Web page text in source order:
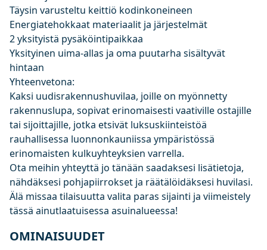
Täysin varusteltu keittiö kodinkoneineen
Energiatehokkaat materiaalit ja järjestelmät
2 yksityistä pysäköintipaikkaa
Yksityinen uima-allas ja oma puutarha sisältyvät
hintaan
Yhteenvetona:
Kaksi uudisrakennushuvilaa, joille on myönnetty
rakennuslupa, sopivat erinomaisesti vaativille ostajille
tai sijoittajille, jotka etsivät luksuskiinteistöä
rauhallisessa luonnonkauniissa ympäristössä
erinomaisten kulkuyhteyksien varrella.
Ota meihin yhteyttä jo tänään saadaksesi lisätietoja,
nähdäksesi pohjapiirrokset ja räätälöidäksesi huvilasi.
Älä missaa tilaisuutta valita paras sijainti ja viimeistely
tässä ainutlaatuisessa asuinalueessa!
OMINAISUUDET